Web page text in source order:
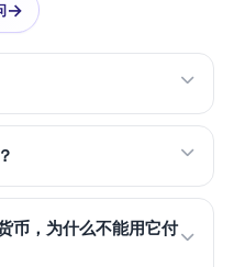
→
币，为什么不能用它付